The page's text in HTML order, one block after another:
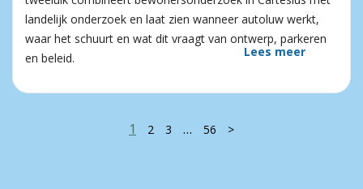
landelijk onderzoek en laat zien wanneer autoluw werkt,
waar het schuurt en wat dit vraagt van ontwerp, parkeren
en beleid.
Lees meer
1 2 3 … 56 >